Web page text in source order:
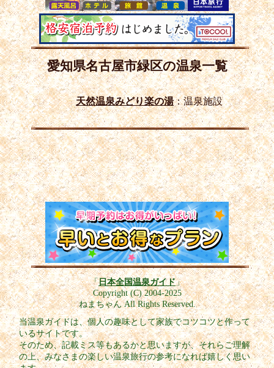
愛知県名古屋市緑区の温泉一覧
天然温泉みどり楽の湯：温泉施設
「日本全国温泉ガイド」
Copyright (C) 2004-2025
ねまちゃん All Rights Reserved.
当温泉ガイドは、個人の趣味として家族でコツコツと作って
いるサイトです。
そのため、記載ミス等もあるかと思いますが、それらご理解
の上、みなさまの楽しい温泉旅行の参考になれば嬉しく思い